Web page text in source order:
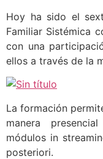
Hoy ha sido el
Familiar Sistémica
con una
ellos a través de la
La formación
manera
módulos in
posteriori.